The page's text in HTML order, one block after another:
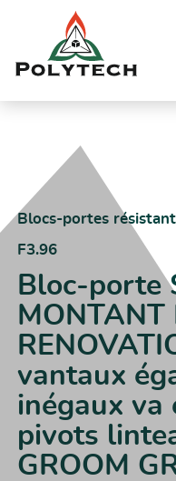
contenu
vantaux égaux et inégaux
GRL100
Blocs-portes
F3.96
Bloc-porte
MONTANT
vantaux
inégaux va
pivots
GROOM